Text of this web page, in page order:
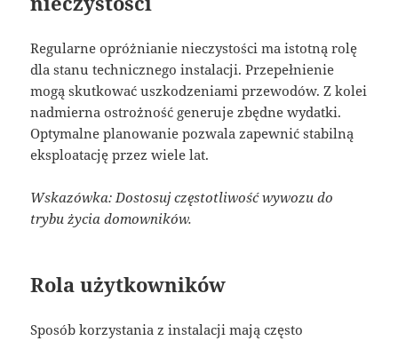
Regularne opróżnianie nieczystości ma istotną rolę
dla stanu technicznego instalacji. Przepełnienie
mogą skutkować uszkodzeniami przewodów. Z kolei
nadmierna ostrożność generuje zbędne wydatki.
Optymalne planowanie pozwala zapewnić stabilną
eksploatację przez wiele lat.
Wskazówka: Dostosuj częstotliwość wywozu do
trybu życia domowników.
Rola użytkowników
Sposób korzystania z instalacji mają często